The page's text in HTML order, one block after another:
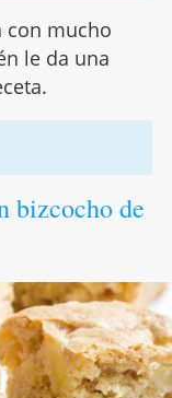
con mucho
le da una
bizcocho de